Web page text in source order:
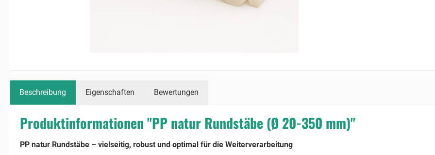
Beschreibung Eigenschaften Bewertungen
Produktinformationen "PP natur Rundstäbe (Ø 20-350 mm)"
PP natur Rundstäbe – vielseitig, robust und optimal für die Weiterverarbeitung